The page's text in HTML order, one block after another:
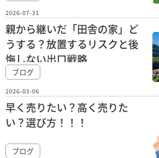
2026-07-31
親から継いだ「田舎の家」ど
うする？放置するリスクと後
悔しない出口戦略
ブログ
2026-03-06
早く売りたい？高く売りた
い？選び方！！！
ブログ